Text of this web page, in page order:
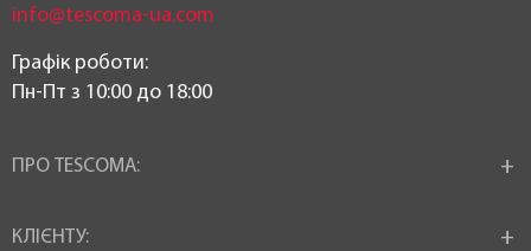
info@tescoma-ua.com
Графік роботи:
Пн-Пт з 10:00 до 18:00
ПРО TESCOMA:
КЛІЄНТУ: